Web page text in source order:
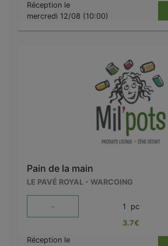
Réception le
mercredi 12/08 (10:00)
Pain de la main
LE PAVÉ ROYAL - WARCOING
- 1 pc
3.7€
Réception le